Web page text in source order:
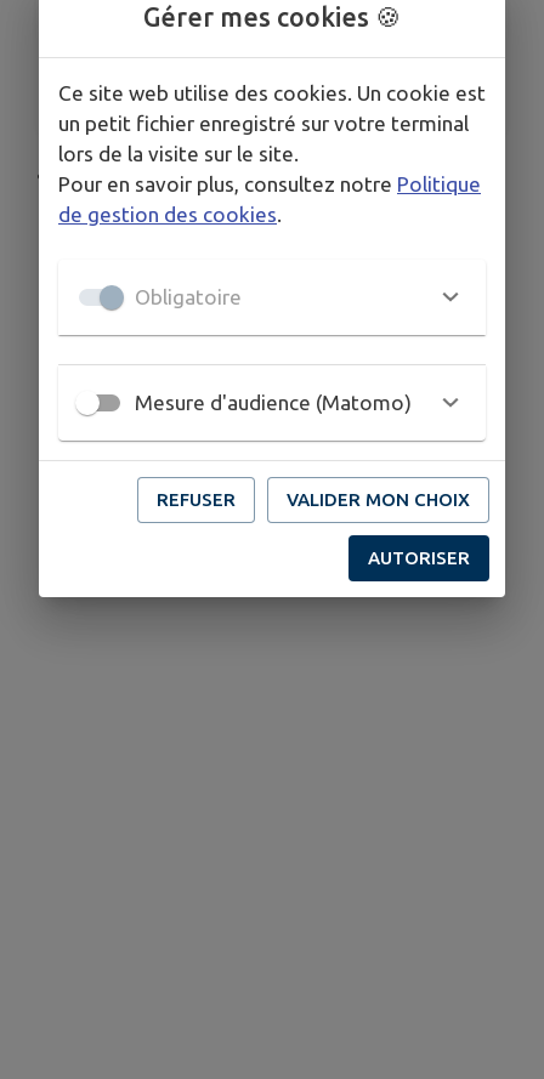
De 09h00 à 17h00
ORGANISÉ PAR
Amicale Vannerie
à 9h00 - Salle des Associations
Gérer mes cookies 🍪
Ce site web utilise des cookies. Un cookie est
un petit fichier enregistré sur votre terminal
lors de la visite sur le site.
Pour en savoir plus, consultez notre Politique
de gestion des cookies
Obligatoire
Mesure d'audience (Matomo)
REFUSER VALIDER MON CHOIX
AUTORISER